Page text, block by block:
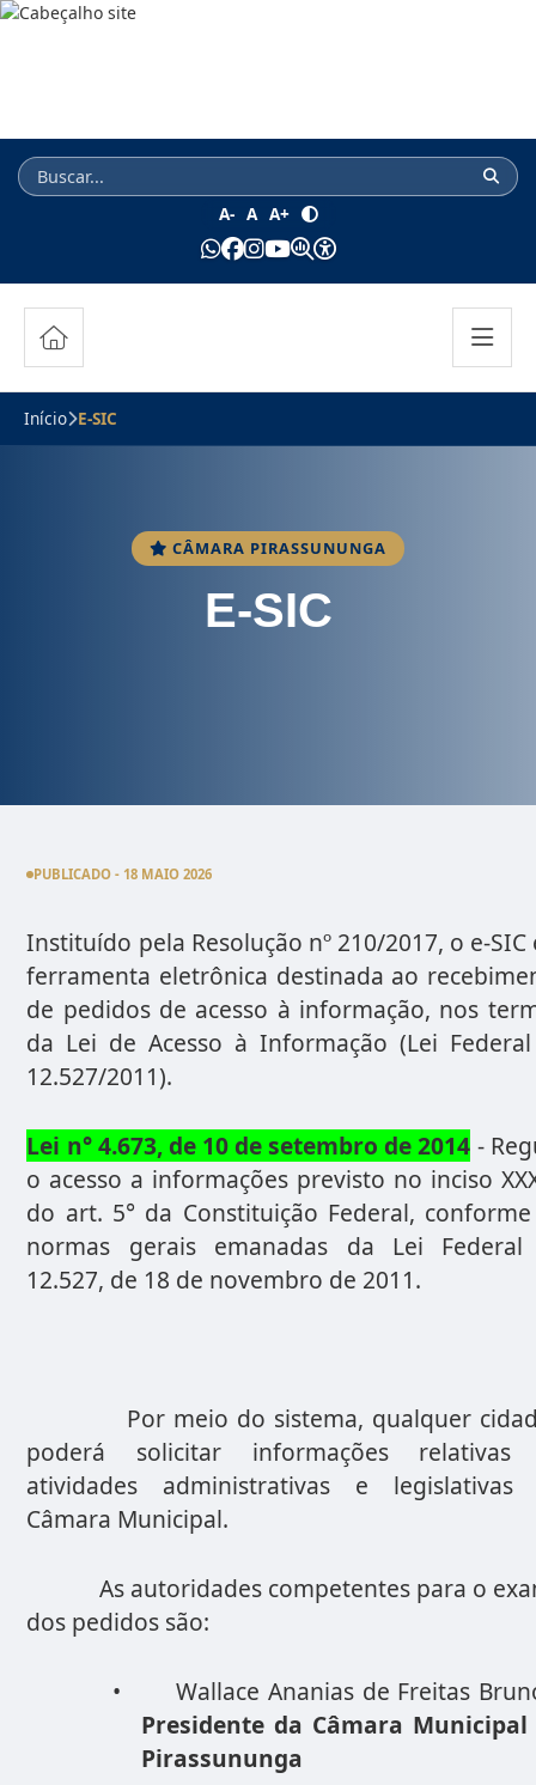
A- A A+
Início E-SIC
CÂMARA PIRASSUNUNGA
E-SIC
PUBLICADO - 18 MAIO 2026
Instituído pela Resolução nº 210/2017, o e-SIC
ferramenta eletrônica destinada ao
de pedidos de acesso à informação, nos
da Lei de Acesso à Informação (Lei Federal
12.527/2011).
Lei n° 4.673, de 10 de setembro de 2014 -
o acesso a informações previsto no inciso
do art. 5° da Constituição Federal,
normas gerais emanadas da Lei Federal
12.527, de 18 de novembro de 2011.
Por meio do sistema, qualquer
poderá solicitar informações relativas
atividades administrativas e legislativas
Câmara Municipal.
As autoridades competentes para o
dos pedidos são:
•
Wallace Ananias de Freitas
Presidente da Câmara Municipal
Pirassununga